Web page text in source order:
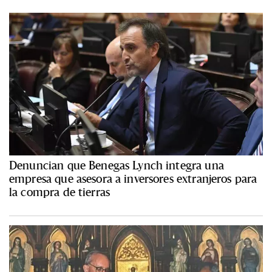
Denuncian que Benegas Lynch integra una
empresa que asesora a inversores extranjeros para
la compra de tierras